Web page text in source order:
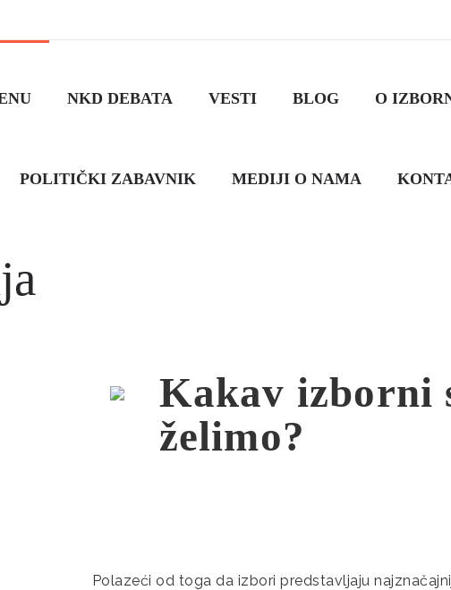
NKD DEBATA VESTI BLOG O
POLITIČKI ZABAVNIK MEDIJI O NAMA
Kakav izborni
želimo?
Polazeći od toga da izbori predstavlјaju